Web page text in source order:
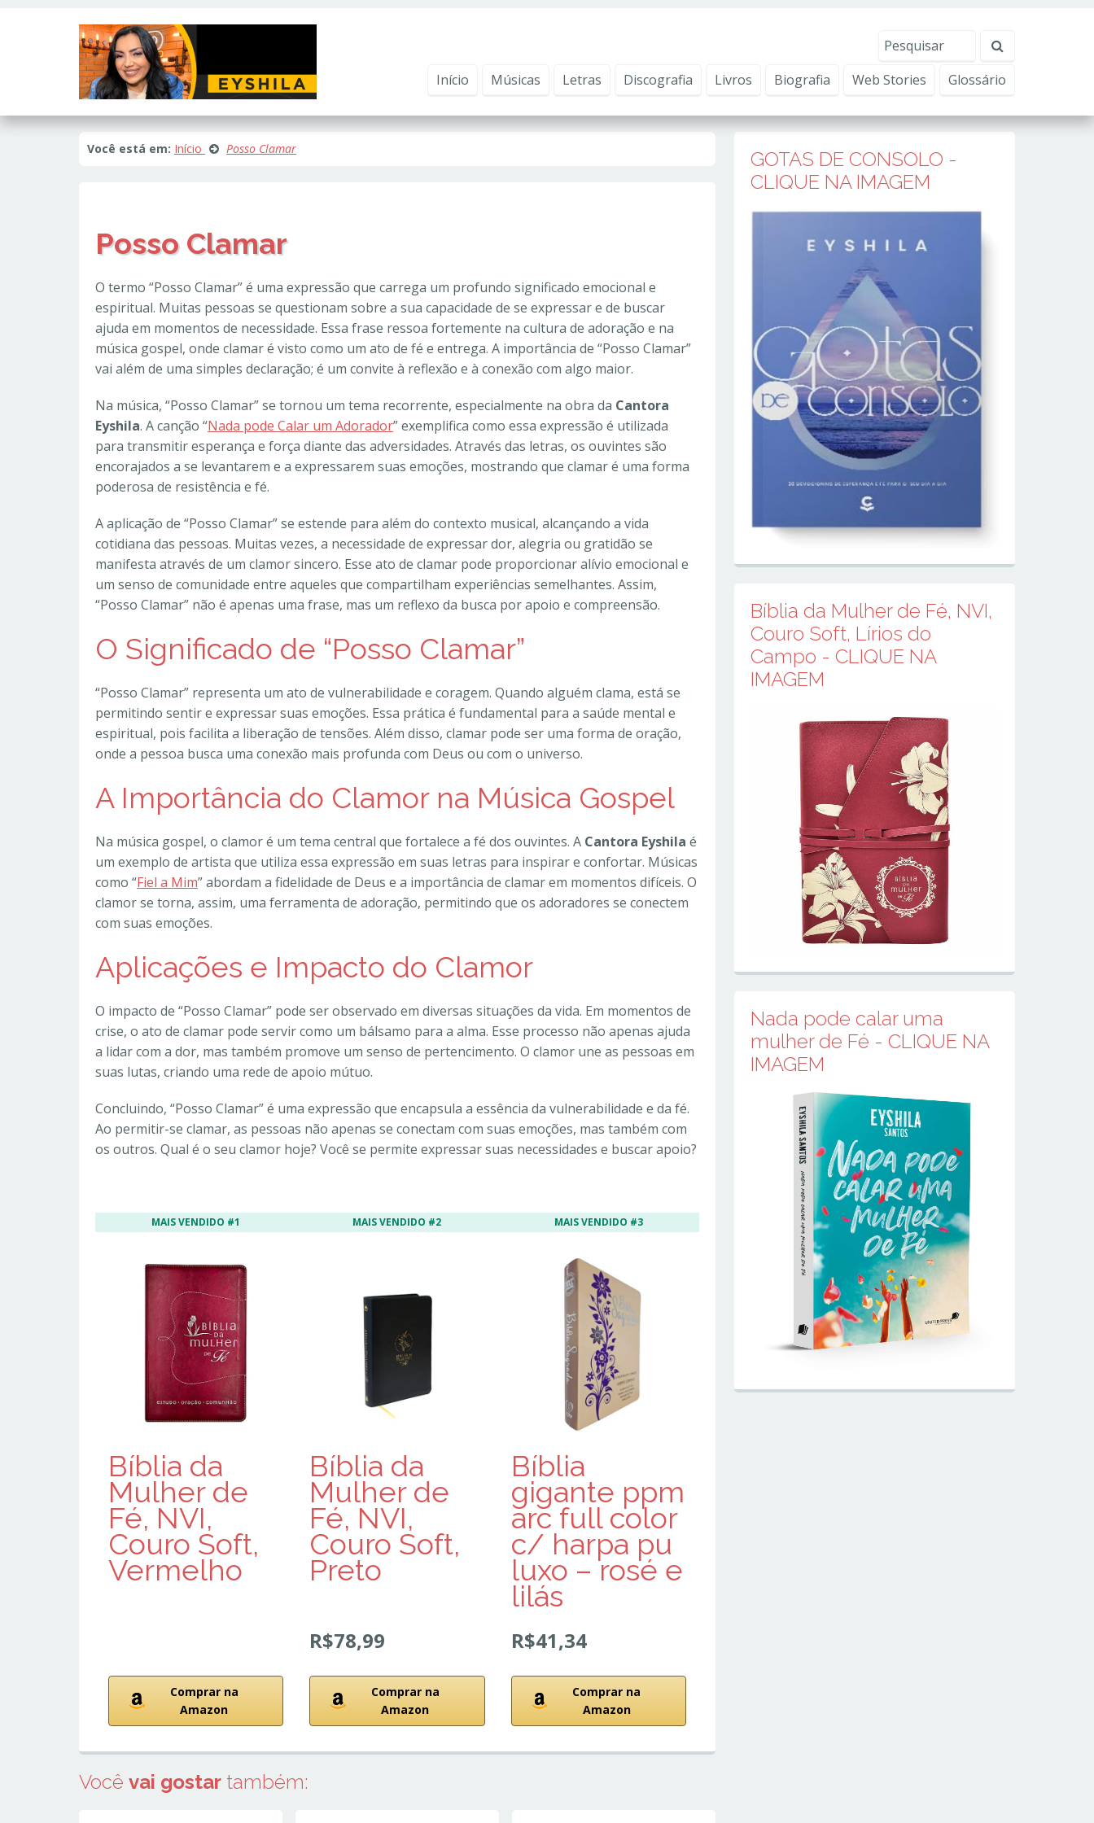
Início Músicas Letras Discografia Livros Biografia Web Stories Glossário
Você está em: Início Posso Clamar
Posso Clamar
O termo “Posso Clamar” é uma expressão que carrega um profundo significado emocional e
espiritual. Muitas pessoas se questionam sobre a sua capacidade de se expressar e de buscar
ajuda em momentos de necessidade. Essa frase ressoa fortemente na cultura de adoração e na
música gospel, onde clamar é visto como um ato de fé e entrega. A importância de “Posso Clamar”
vai além de uma simples declaração; é um convite à reflexão e à conexão com algo maior.
Na música, “Posso Clamar” se tornou um tema recorrente, especialmente na obra da Cantora
Eyshila. A canção “Nada pode Calar um Adorador” exemplifica como essa expressão é utilizada
para transmitir esperança e força diante das adversidades. Através das letras, os ouvintes são
encorajados a se levantarem e a expressarem suas emoções, mostrando que clamar é uma forma
poderosa de resistência e fé.
A aplicação de “Posso Clamar” se estende para além do contexto musical, alcançando a vida
cotidiana das pessoas. Muitas vezes, a necessidade de expressar dor, alegria ou gratidão se
manifesta através de um clamor sincero. Esse ato de clamar pode proporcionar alívio emocional e
um senso de comunidade entre aqueles que compartilham experiências semelhantes. Assim,
“Posso Clamar” não é apenas uma frase, mas um reflexo da busca por apoio e compreensão.
O Significado de “Posso Clamar”
“Posso Clamar” representa um ato de vulnerabilidade e coragem. Quando alguém clama, está se
permitindo sentir e expressar suas emoções. Essa prática é fundamental para a saúde mental e
espiritual, pois facilita a liberação de tensões. Além disso, clamar pode ser uma forma de oração,
onde a pessoa busca uma conexão mais profunda com Deus ou com o universo.
A Importância do Clamor na Música Gospel
Na música gospel, o clamor é um tema central que fortalece a fé dos ouvintes. A Cantora Eyshila é
um exemplo de artista que utiliza essa expressão em suas letras para inspirar e confortar. Músicas
como “Fiel a Mim” abordam a fidelidade de Deus e a importância de clamar em momentos difíceis. O
clamor se torna, assim, uma ferramenta de adoração, permitindo que os adoradores se conectem
com suas emoções.
Aplicações e Impacto do Clamor
O impacto de “Posso Clamar” pode ser observado em diversas situações da vida. Em momentos de
crise, o ato de clamar pode servir como um bálsamo para a alma. Esse processo não apenas ajuda
a lidar com a dor, mas também promove um senso de pertencimento. O clamor une as pessoas em
suas lutas, criando uma rede de apoio mútuo.
Concluindo, “Posso Clamar” é uma expressão que encapsula a essência da vulnerabilidade e da fé.
Ao permitir-se clamar, as pessoas não apenas se conectam com suas emoções, mas também com
os outros. Qual é o seu clamor hoje? Você se permite expressar suas necessidades e buscar apoio?
MAIS VENDIDO #1
Bíblia da
Mulher de
Fé, NVI,
Couro Soft,
Vermelho
Comprar na
Amazon
MAIS VENDIDO #2
Bíblia da
Mulher de
Fé, NVI,
Couro Soft,
Preto
R$78,99
Comprar na
Amazon
MAIS VENDIDO #3
Bíblia
gigante ppm
arc full color
c/ harpa pu
luxo – rosé e
lilás
R$41,34
Comprar na
Amazon
Você vai gostar também:
GOTAS DE CONSOLO -
CLIQUE NA IMAGEM
Bíblia da Mulher de Fé, NVI,
Couro Soft, Lírios do
Campo - CLIQUE NA
IMAGEM
Nada pode calar uma
mulher de Fé - CLIQUE NA
IMAGEM
fornecer conteúdo de terceiros. Leia mais emPolítica de Cookies e Privacidade